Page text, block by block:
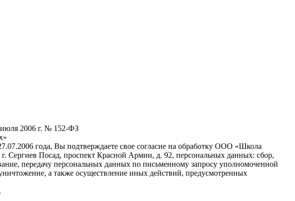
июля 2006 г. № 152-ФЗ
года, Вы подтверждаете свое согласие на обработку ООО «Школа
Сергиев Посад, проспект Красной Армии, д. 92, персональных данных: сбор,
передачу персональных данных по письменному запросу уполномоченной
а также осуществление иных действий, предусмотренных